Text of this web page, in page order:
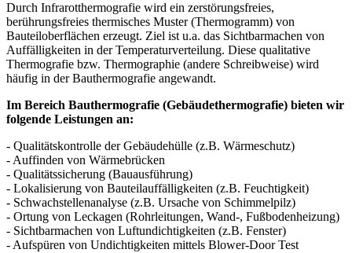
Durch Infrarotthermografie wird ein zerstörungsfreies,
berührungsfreies thermisches Muster (Thermogramm) von
Bauteiloberflächen erzeugt. Ziel ist u.a. das Sichtbarmachen von
Auffälligkeiten in der Temperaturverteilung. Diese qualitative
Thermografie bzw. Thermographie (andere Schreibweise) wird
häufig in der Bauthermografie angewandt.
Im Bereich Bauthermografie (Gebäudethermografie) bieten wir
folgende Leistungen an:
- Qualitätskontrolle der Gebäudehülle (z.B. Wärmeschutz)
- Auffinden von Wärmebrücken
- Qualitätssicherung (Bauausführung)
- Lokalisierung von Bauteilauffälligkeiten (z.B. Feuchtigkeit)
- Schwachstellenanalyse (z.B. Ursache von Schimmelpilz)
- Ortung von Leckagen (Rohrleitungen, Wand-, Fußbodenheizung)
- Sichtbarmachen von Luftundichtigkeiten (z.B. Fenster)
- Aufspüren von Undichtigkeiten mittels Blower-Door Test